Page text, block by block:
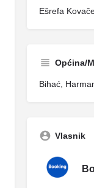
Ešrefa
Općina/
Bihać,
Vlasnik